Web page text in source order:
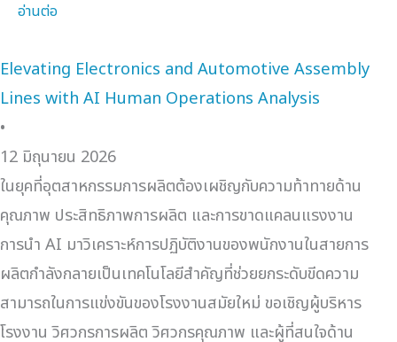
อ่านต่อ
Elevating Electronics and Automotive Assembly
Lines with AI Human Operations Analysis
•
12 มิถุนายน 2026
ในยุคที่อุตสาหกรรมการผลิตต้องเผชิญกับความท้าทายด้าน
คุณภาพ ประสิทธิภาพการผลิต และการขาดแคลนแรงงาน
การนำ AI มาวิเคราะห์การปฏิบัติงานของพนักงานในสายการ
ผลิตกำลังกลายเป็นเทคโนโลยีสำคัญที่ช่วยยกระดับขีดความ
สามารถในการแข่งขันของโรงงานสมัยใหม่ ขอเชิญผู้บริหาร
โรงงาน วิศวกรการผลิต วิศวกรคุณภาพ และผู้ที่สนใจด้าน